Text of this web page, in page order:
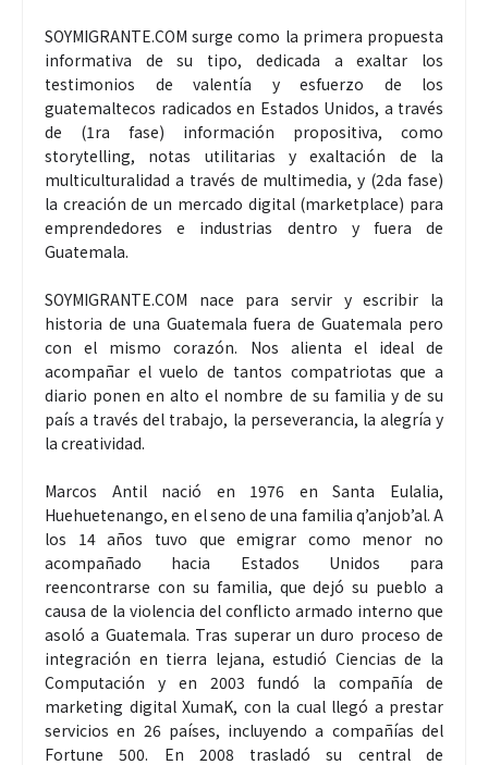
SOYMIGRANTE.COM surge como la primera propuesta
informativa de su tipo, dedicada a exaltar los
testimonios de valentía y esfuerzo de los
guatemaltecos radicados en Estados Unidos, a través
de (1ra fase) información propositiva, como
storytelling, notas utilitarias y exaltación de la
multiculturalidad a través de multimedia, y (2da fase)
la creación de un mercado digital (marketplace) para
emprendedores e industrias dentro y fuera de
Guatemala.
SOYMIGRANTE.COM nace para servir y escribir la
historia de una Guatemala fuera de Guatemala pero
con el mismo corazón. Nos alienta el ideal de
acompañar el vuelo de tantos compatriotas que a
diario ponen en alto el nombre de su familia y de su
país a través del trabajo, la perseverancia, la alegría y
la creatividad.
Marcos Antil nació en 1976 en Santa Eulalia,
Huehuetenango, en el seno de una familia q’anjob’al. A
los 14 años tuvo que emigrar como menor no
acompañado hacia Estados Unidos para
reencontrarse con su familia, que dejó su pueblo a
causa de la violencia del conflicto armado interno que
asoló a Guatemala. Tras superar un duro proceso de
integración en tierra lejana, estudió Ciencias de la
Computación y en 2003 fundó la compañía de
marketing digital XumaK, con la cual llegó a prestar
servicios en 26 países, incluyendo a compañías del
Fortune 500. En 2008 trasladó su central de